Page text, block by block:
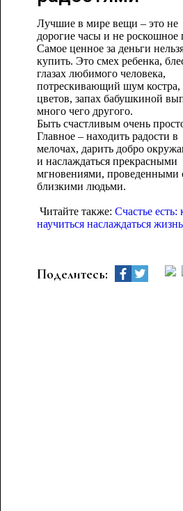
Лучшие в мире вещи – это не
дорогие часы и не роскошное
Самое ценное за деньги
купить. Это смех ребенка,
глазах любимого человека,
потрескивающий шум костра,
цветов, запах бабушкиной
много чего другого.
Быть счастливым очень
Главное – находить радости в
мелочах, дарить добро
и наслаждаться прекрасными
мгновениями, проведенными
близкими людьми.
Читайте также: Счастье есть:
научиться наслаждаться
Поделитесь: